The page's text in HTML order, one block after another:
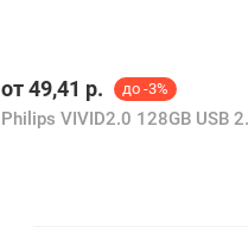
от49,41 р. до -3%